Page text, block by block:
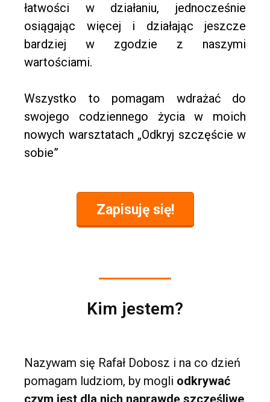
łatwości w działaniu, jednocześnie
osiągając więcej i działając jeszcze
bardziej w zgodzie z naszymi
wartościami.
Wszystko to pomagam wdrażać do
swojego codziennego życia w moich
nowych warsztatach „Odkryj szczęście w
sobie”
Zapisuję się!
Kim jestem?
Nazywam się Rafał Dobosz i na co dzień
pomagam ludziom, by mogli odkrywać
czym jest dla nich naprawdę szczęśliwe